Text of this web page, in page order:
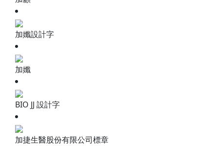
加孅設計字
加孅
BIO JJ 設計字
加捷生醫股份有限公司標章